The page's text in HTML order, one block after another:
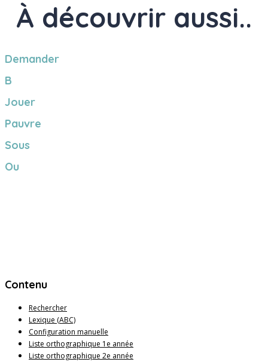
À découvrir aussi..
Demander
B
Jouer
Pauvre
Sous
Ou
Contenu
Rechercher
Lexique (ABC)
Configuration manuelle
Liste orthographique 1e année
Liste orthographique 2e année